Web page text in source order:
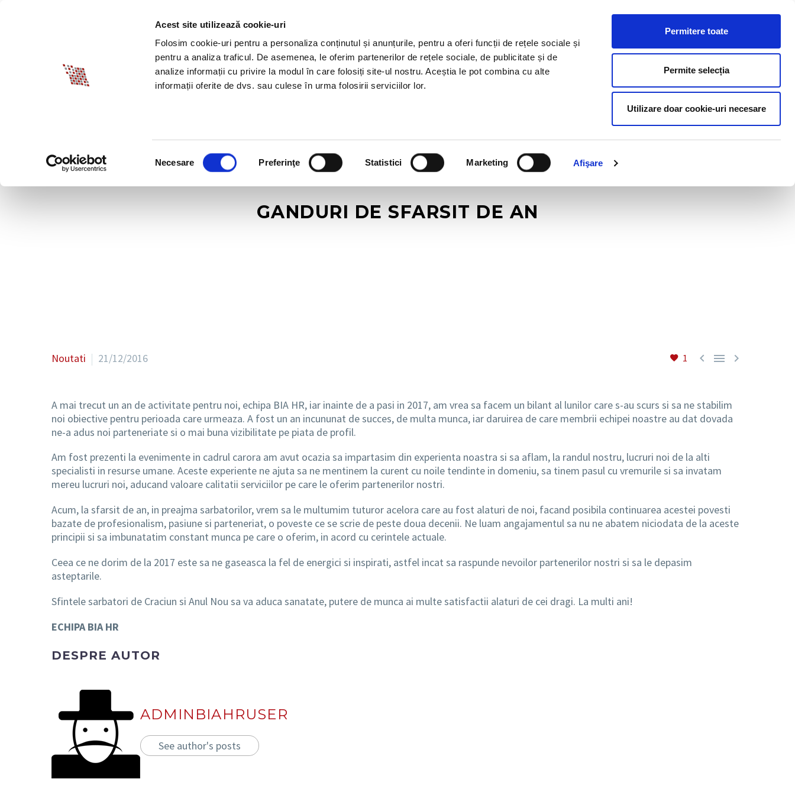
Acest site utilizează cookie-uri
Folosim cookie-uri pentru a personaliza conținutul și anunțurile, pentru a oferi funcții de rețele sociale și
pentru a analiza traficul. De asemenea, le oferim partenerilor de rețele sociale, de publicitate și de
analize informații cu privire la modul în care folosiți site-ul nostru. Aceștia le pot combina cu alte
informații oferite de dvs. sau culese în urma folosirii serviciilor lor.
consimțământului
Necesare Preferinţe Statistici Marketing Afişare
Permitere toate
Permite selecția
Utilizare doar cookie-uri necesare
DESPRE BIA PROMOTII HR CONTACT
GANDURI DE SFARSIT DE AN
1   
Noutati 21/12/2016
A mai trecut un an de activitate pentru noi, echipa BIA HR, iar inainte de a pasi in 2017, am vrea sa facem un bilant al lunilor care s-au scurs si sa ne stabilim
noi obiective pentru perioada care urmeaza. A fost un an incununat de succes, de multa munca, iar daruirea de care membrii echipei noastre au dat dovada
ne-a adus noi parteneriate si o mai buna vizibilitate pe piata de profil.
Am fost prezenti la evenimente in cadrul carora am avut ocazia sa impartasim din experienta noastra si sa aflam, la randul nostru, lucruri noi de la alti
specialisti in resurse umane. Aceste experiente ne ajuta sa ne mentinem la curent cu noile tendinte in domeniu, sa tinem pasul cu vremurile si sa invatam
mereu lucruri noi, aducand valoare calitatii serviciilor pe care le oferim partenerilor nostri.
Acum, la sfarsit de an, in preajma sarbatorilor, vrem sa le multumim tuturor acelora care au fost alaturi de noi, facand posibila continuarea acestei povesti
bazate de profesionalism, pasiune si parteneriat, o poveste ce se scrie de peste doua decenii. Ne luam angajamentul sa nu ne abatem niciodata de la aceste
principii si sa imbunatatim constant munca pe care o oferim, in acord cu cerintele actuale.
Ceea ce ne dorim de la 2017 este sa ne gaseasca la fel de energici si inspirati, astfel incat sa raspunde nevoilor partenerilor nostri si sa le depasim
asteptarile.
Sfintele sarbatori de Craciun si Anul Nou sa va aduca sanatate, putere de munca ai multe satisfactii alaturi de cei dragi. La multi ani!
ECHIPA BIA HR
DESPRE AUTOR
ADMINBIAHRUSER
See author's posts